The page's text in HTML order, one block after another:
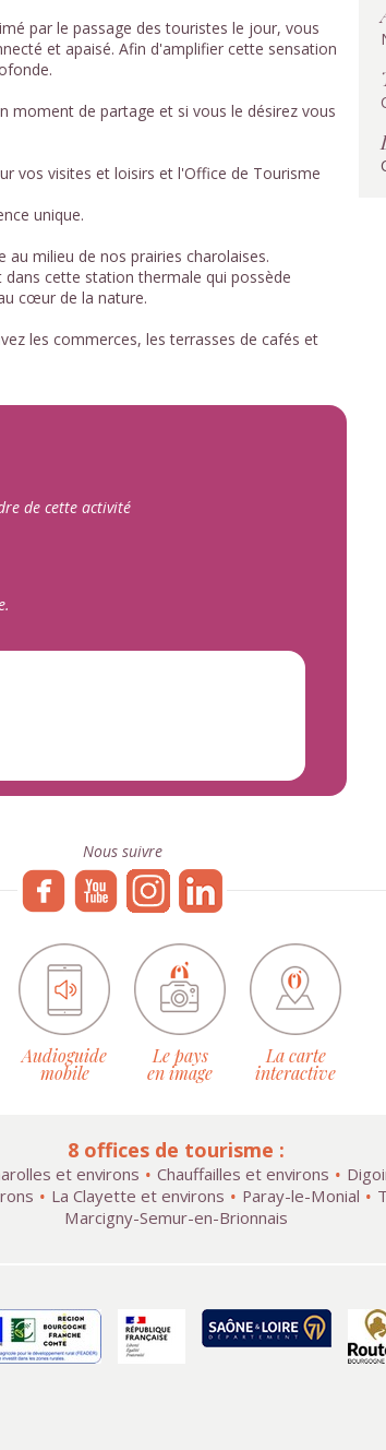
par le passage des touristes le jour, vous
et apaisé. Afin d'amplifier cette sensation
moment de partage et si vous le désirez vous
vos visites et loisirs et l'Office de Tourisme
unique.
au milieu de nos prairies charolaises.
cette station thermale qui possède
cœur de la nature.
les commerces, les terrasses de cafés et
de cette activité
Nous suivre
Audioguide
mobile
Le pays
en image
La carte
interactive
8 offices de tourisme :
et environs Chauffailles et environs
La Clayette et environs Paray-le-Monial
Marcigny-Semur-en-Brionnais